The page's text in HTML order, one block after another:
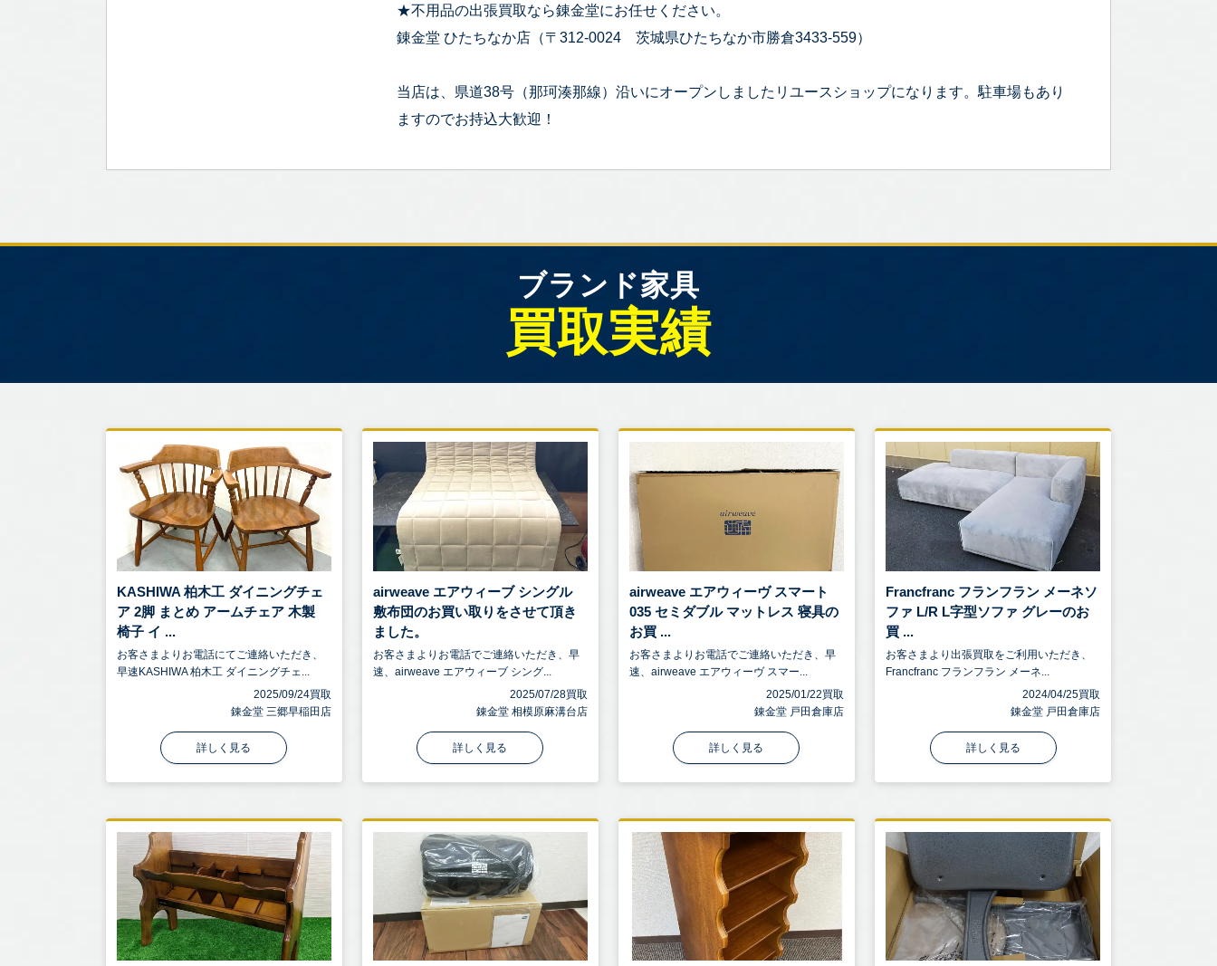
★不用品の出張買取なら錬金堂にお任せください。
錬金堂 ひたちなか店（〒312-0024 茨城県ひたちなか市勝倉3433-559）
当店は、県道38号（那珂湊那線）沿いにオープンしましたリユースショップになります。駐車場もあり
ますのでお持込大歓迎！
ブランド家具
買取実績
KASHIWA 柏木工 ダイニングチェ
ア 2脚 まとめ アームチェア 木製
椅子 イ ...
お客さまよりお電話にてご連絡いただき、
早速KASHIWA 柏木工 ダイニングチェ...
2025/09/24買取
錬金堂 三郷早稲田店
詳しく見る
airweave エアウィーブ シングル
敷布団のお買い取りをさせて頂き
ました。
お客さまよりお電話でご連絡いただき、早
速、airweave エアウィーブ シング...
2025/07/28買取
錬金堂 相模原麻溝台店
詳しく見る
airweave エアウィーヴ スマート
035 セミダブル マットレス 寝具の
お買 ...
お客さまよりお電話でご連絡いただき、早
速、airweave エアウィーヴ スマー...
2025/01/22買取
錬金堂 戸田倉庫店
詳しく見る
Francfranc フランフラン メーネソ
ファ L/R L字型ソファ グレーのお
買 ...
お客さまより出張買取をご利用いただき、
Francfranc フランフラン メーネ...
2024/04/25買取
錬金堂 戸田倉庫店
詳しく見る